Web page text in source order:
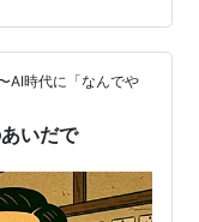
撫でる風の感覚
とも簡単に見過
なかで他者と交
もない労力を伴
…
AI時代に「なんでや
いだで